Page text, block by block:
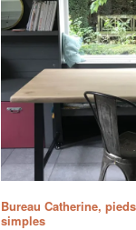
Bureau Catherine,
simples